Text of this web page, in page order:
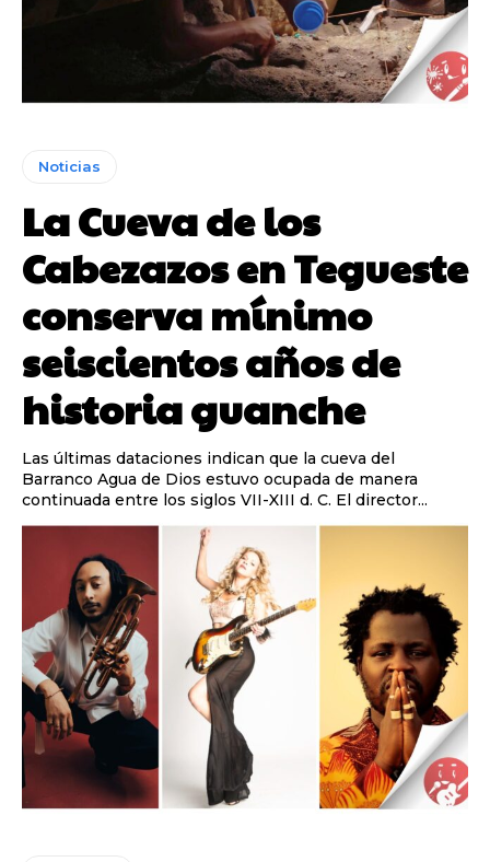
Noticias
La Cueva de los
Cabezazos en Tegueste
conserva mínimo
seiscientos años de
historia guanche
Las últimas dataciones indican que la cueva del
Barranco Agua de Dios estuvo ocupada de manera
continuada entre los siglos VII-XIII d. C. El director...